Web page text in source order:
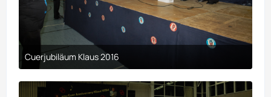
Cuerjubiläum Klaus 2016
9. April 2017 um 00:29